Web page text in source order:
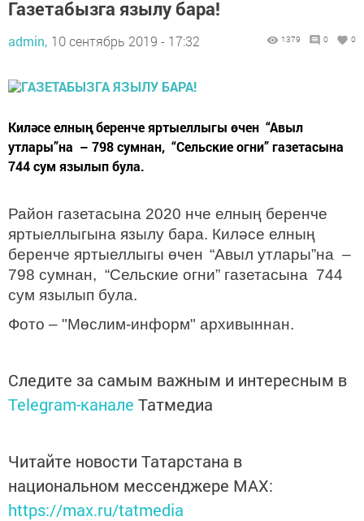
Газетабызга язылу бара!
admin, 10 сентябрь 2019 - 17:32 1379 0 0
Киләсе елның беренче яртыеллыгы өчен “Авыл
утлары”на – 798 сумнан, “Сельские огни” газетасына
744 сум язылып була.
Район газетасына 2020 нче елның беренче
яртыеллыгына язылу бара. Киләсе елның
беренче яртыеллыгы өчен “Авыл утлары”на –
798 сумнан, “Сельские огни” газетасына 744
сум язылып була.
Фото – "Мөслим-информ" архивыннан.
Следите за самым важным и интересным в
Telegram-канале Татмедиа
Читайте новости Татарстана в
национальном мессенджере MАХ:
https://max.ru/tatmedia